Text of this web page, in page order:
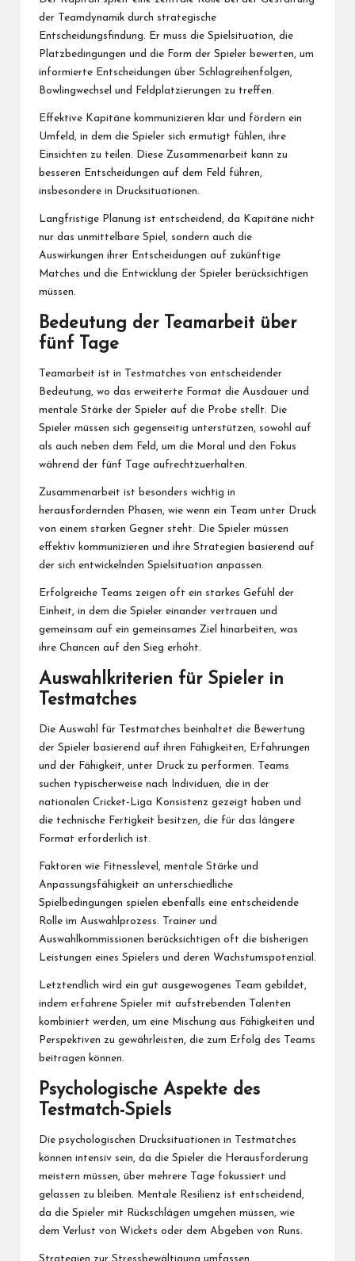
der Teamdynamik durch strategische
Entscheidungsfindung. Er muss die Spielsituation, die
Platzbedingungen und die Form der Spieler bewerten, um
informierte Entscheidungen über Schlagreihenfolgen,
Bowlingwechsel und Feldplatzierungen zu treffen.
Effektive Kapitäne kommunizieren klar und fördern ein
Umfeld, in dem die Spieler sich ermutigt fühlen, ihre
Einsichten zu teilen. Diese Zusammenarbeit kann zu
besseren Entscheidungen auf dem Feld führen,
insbesondere in Drucksituationen.
Langfristige Planung ist entscheidend, da Kapitäne nicht
nur das unmittelbare Spiel, sondern auch die
Auswirkungen ihrer Entscheidungen auf zukünftige
Matches und die Entwicklung der Spieler berücksichtigen
müssen.
Bedeutung der Teamarbeit über
fünf Tage
Teamarbeit ist in Testmatches von entscheidender
Bedeutung, wo das erweiterte Format die Ausdauer und
mentale Stärke der Spieler auf die Probe stellt. Die
Spieler müssen sich gegenseitig unterstützen, sowohl auf
als auch neben dem Feld, um die Moral und den Fokus
während der fünf Tage aufrechtzuerhalten.
Zusammenarbeit ist besonders wichtig in
herausfordernden Phasen, wie wenn ein Team unter Druck
von einem starken Gegner steht. Die Spieler müssen
effektiv kommunizieren und ihre Strategien basierend auf
der sich entwickelnden Spielsituation anpassen.
Erfolgreiche Teams zeigen oft ein starkes Gefühl der
Einheit, in dem die Spieler einander vertrauen und
gemeinsam auf ein gemeinsames Ziel hinarbeiten, was
ihre Chancen auf den Sieg erhöht.
Auswahlkriterien für Spieler in
Testmatches
Die Auswahl für Testmatches beinhaltet die Bewertung
der Spieler basierend auf ihren Fähigkeiten, Erfahrungen
und der Fähigkeit, unter Druck zu performen. Teams
suchen typischerweise nach Individuen, die in der
nationalen Cricket-Liga Konsistenz gezeigt haben und
die technische Fertigkeit besitzen, die für das längere
Format erforderlich ist.
Faktoren wie Fitnesslevel, mentale Stärke und
Anpassungsfähigkeit an unterschiedliche
Spielbedingungen spielen ebenfalls eine entscheidende
Rolle im Auswahlprozess. Trainer und
Auswahlkommissionen berücksichtigen oft die bisherigen
Leistungen eines Spielers und deren Wachstumspotenzial.
Letztendlich wird ein gut ausgewogenes Team gebildet,
indem erfahrene Spieler mit aufstrebenden Talenten
kombiniert werden, um eine Mischung aus Fähigkeiten und
Perspektiven zu gewährleisten, die zum Erfolg des Teams
beitragen können.
Psychologische Aspekte des
Testmatch-Spiels
Die psychologischen Drucksituationen in Testmatches
können intensiv sein, da die Spieler die Herausforderung
meistern müssen, über mehrere Tage fokussiert und
gelassen zu bleiben. Mentale Resilienz ist entscheidend,
da die Spieler mit Rückschlägen umgehen müssen, wie
dem Verlust von Wickets oder dem Abgeben von Runs.